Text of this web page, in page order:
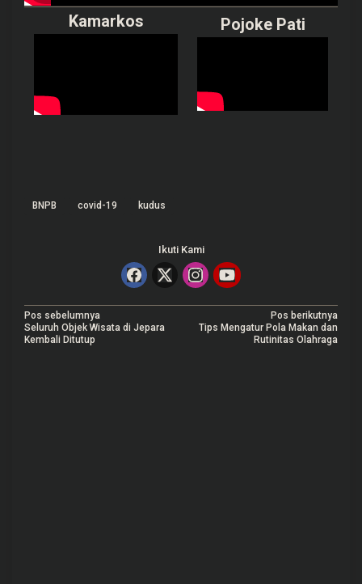
Kamarkos Pojoke Pati
BNPB covid-19 kudus
Ikuti Kami
N
a
Pos sebelumnya
Seluruh Objek Wisata di Jepara
Kembali Ditutup
Pos berikutnya
Tips Mengatur Pola Makan dan
Rutinitas Olahraga